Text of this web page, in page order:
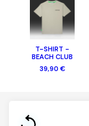
T-SHIRT -
BEACH CLUB
39,90 €